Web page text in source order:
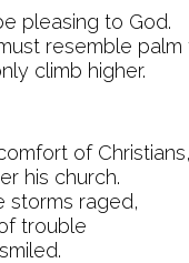
pleasing to God.
resemble palm
climb higher.
of Christians,
his church.
storms raged,
trouble